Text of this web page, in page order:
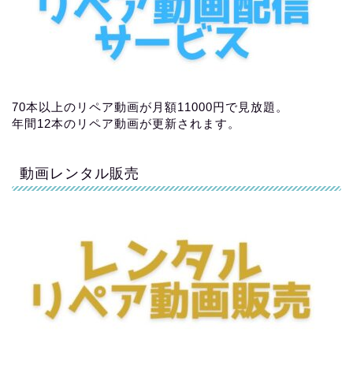
70本以上のリペア動画が月額11000円で見放題。
年間12本のリペア動画が更新されます。
動画レンタル販売